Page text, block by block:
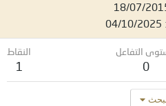
18/07/
04/10/2025
التفاعل
0
النقاط
1